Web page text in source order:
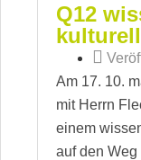
Q12
Am 17. 10.
mit Herrn
einem
auf den